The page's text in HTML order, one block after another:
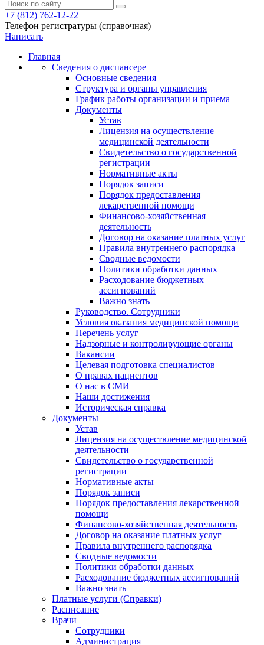
+7 (812) 762-12-22
Телефон регистратуры (справочная)
Написать
Главная
Сведения о диспансере
Основные сведения
Структура и органы управления
График работы организации и приема
Документы
Устав
Лицензия на осуществление
медицинской деятельности
Свидетельство о государственной
регистрации
Нормативные акты
Порядок записи
Порядок предоставления
лекарственной помощи
Финансово-хозяйственная
деятельность
Договор на оказание платных услуг
Правила внутреннего распорядка
Сводные ведомости
Политики обработки данных
Расходование бюджетных
ассигнований
Важно знать
Руководство. Сотрудники
Условия оказания медицинской помощи
Перечень услуг
Надзорные и контролирующие органы
Вакансии
Целевая подготовка специалистов
О правах пациентов
О нас в СМИ
Наши достижения
Историческая справка
Документы
Устав
Лицензия на осуществление медицинской
деятельности
Свидетельство о государственной
регистрации
Нормативные акты
Порядок записи
Порядок предоставления лекарственной
помощи
Финансово-хозяйственная деятельность
Договор на оказание платных услуг
Правила внутреннего распорядка
Сводные ведомости
Политики обработки данных
Расходование бюджетных ассигнований
Важно знать
Платные услуги (Справки)
Расписание
Врачи
Сотрудники
Администрация